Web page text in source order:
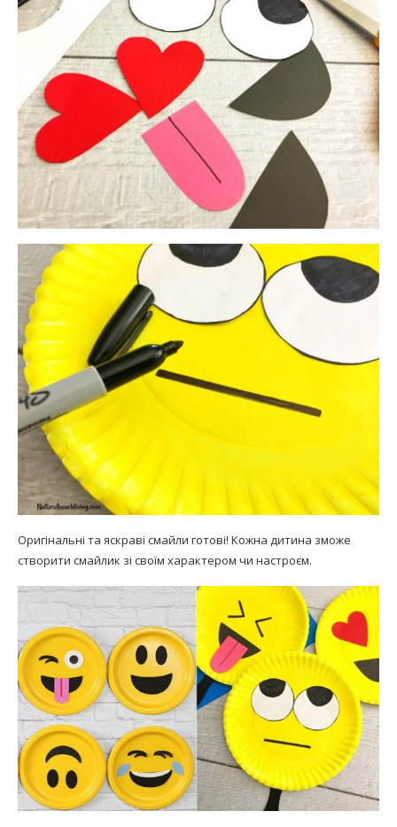
Оригінальні та яскраві смайли готові! Кожна дитина зможе
створити смайлик зі своїм характером чи настроєм.